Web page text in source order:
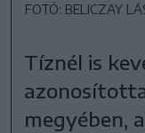
FOTÓ: BELICZAY
Tíznél is
megyében,